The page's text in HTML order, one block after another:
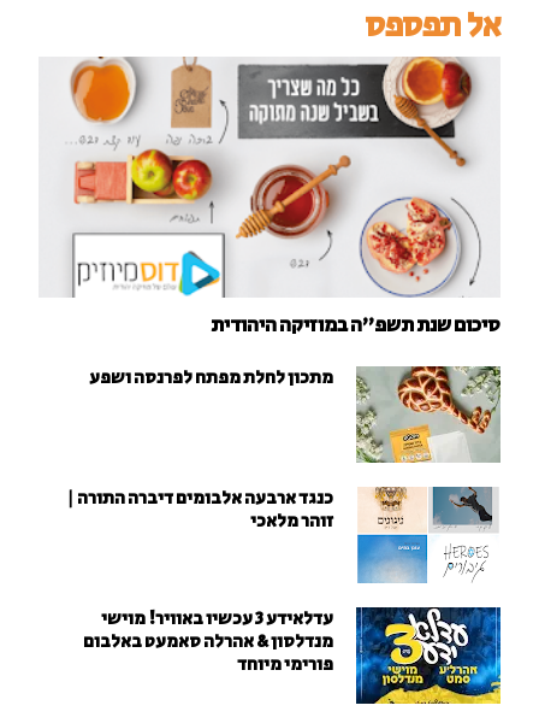
אל תפספס
סיכום שנת תשפ"ה במוזיקה היהודית
מתכון לחלת מפתח לפרנסה ושפע
כנגד ארבעה אלבומים דיברה התורה |
זוהר מלאכי
עדלאידע 3 עכשיו באוויר! מוישי
מנדלסון & אהרלה סאמעט באלבום
פורימי מיוחד